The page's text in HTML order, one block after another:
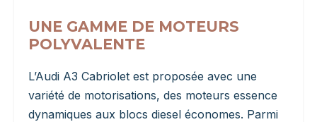
UNE GAMME DE MOTEURS
POLYVALENTE
L’Audi A3 Cabriolet est proposée avec une
variété de motorisations, des moteurs essence
dynamiques aux blocs diesel économes. Parmi